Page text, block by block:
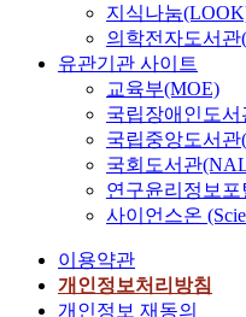
지식나눔
의학전자도서
유관기관 사이트
교육부(MOE)
국립장애인도
국립중앙도서
국회도서관
연구윤리정보포
사이언스온
이용약관
개인정보처리방침
개인정보 재동의